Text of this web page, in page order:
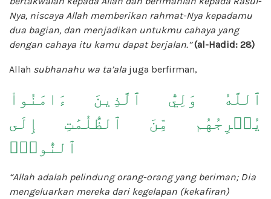
Nya, niscaya Allah memberikan rahmat-Nya kepadamu
dua bagian, dan menjadikan untukmu cahaya yang
dengan cahaya itu kamu dapat berjalan.” (al-Hadid: 28)
Allah subhanahu wa ta’ala juga berfirman,
ٱللَّهُ وَلِيُّ ٱلَّذِينَ ءَامَنُواْ
يُخۡرِجُهُم مِّنَ ٱلظُّلُمَٰتِ إِلَى
ٱلنُّورِۖ
“Allah adalah pelindung orang-orang yang beriman; Dia
mengeluarkan mereka dari kegelapan (kekafiran)